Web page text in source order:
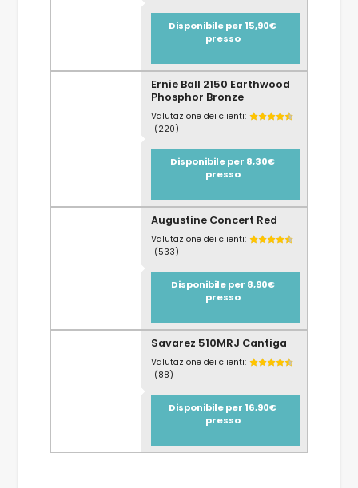
Disponibile per 15,90€
presso
Ernie Ball 2150 Earthwood
Phosphor Bronze
Valutazione dei clienti:
(220)
Disponibile per 8,30€
presso
Augustine Concert Red
Valutazione dei clienti:
(533)
Disponibile per 8,90€
presso
Savarez 510MRJ Cantiga
Valutazione dei clienti:
(88)
Disponibile per 16,90€
presso